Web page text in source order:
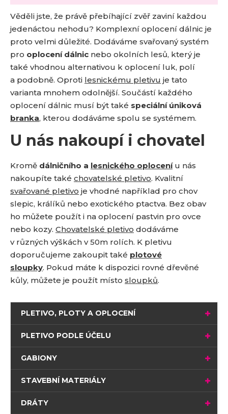
t
r
a
Věděli jste, že právě přebíhající zvěř zaviní každou
jedenáctou nehodu? Komplexní oplocení dálnic je
proto velmi důležité. Dodáváme svařovaný systém
pro oplocení dálnic nebo okolních lesů, který je
také vhodnou alternativou k oplocení luk, polí
a podobně. Oproti lesnickému pletivu je tato
varianta mnohem odolnější. Součástí každého
oplocení dálnic musí být také speciální úniková
branka, kterou dodáváme spolu se systémem.
U nás nakoupí i chovatel
Kromě dálničního a lesnického oploceníu nás
nakoupíte také chovatelské pletivo. Kvalitní
svařované pletivo je vhodné například pro chov
slepic, králíků nebo exotického ptactva. Bez obav
ho můžete použít i na oplocení pastvin pro ovce
nebo kozy. Chovatelské pletivo dodáváme
v různých výškách v 50m rolích. K pletivu
doporučujeme zakoupit také plotové
sloupky. Pokud máte k dispozici rovné dřevěné
kůly, můžete je použít místo sloupků.
PLETIVO, PLOTY A OPLOCENÍ
PLETIVO PODLE ÚČELU
GABIONY
STAVEBNÍ MATERIÁLY
DRÁTY